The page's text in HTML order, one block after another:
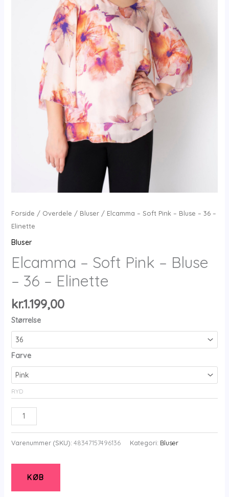
Forside / Overdele / Bluser/ Elcamma – Soft Pink – Bluse – 36 –
Elinette
Bluser
Elcamma – Soft Pink – Bluse
– 36 – Elinette
kr.1.199,00
Størrelse
Farve
RYD
Elcamma
-
Soft
-
Bluse
-
Varenummer (SKU): 48347157496136 Kategori: Bluser
KØB